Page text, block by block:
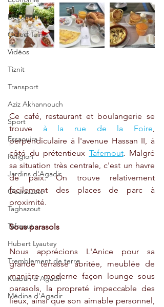
Déconseillé
Ouled Teima
Vidéos
Tiznit
Transport
Aziz Akhannouch
Sport
Essaouira
Religion
Jardins d'Agadir
Ouarzazate
Taghazout
Tafraout
Hubert Lyautey
Tremblement de terre
Kasbah d'Agadir
Médina d'Agadir
Ce café, restaurant et boulangerie se
trouve à la rue de la Foire
perpendiculaire à l'avenue Hassan II, à
côté du prétentieux Tafernout. Malgré
sa situation très centrale, c'est un havre
de paix. On trouve relativement
facilement des places de parc à
proximité.
Sous parasols
Nous apprécions L'Anice pour sa
grande terrasse abritée, meublée de
manière moderne façon lounge sous
parasols, la propreté impeccable des
lieux, ainsi que son aimable personnel,